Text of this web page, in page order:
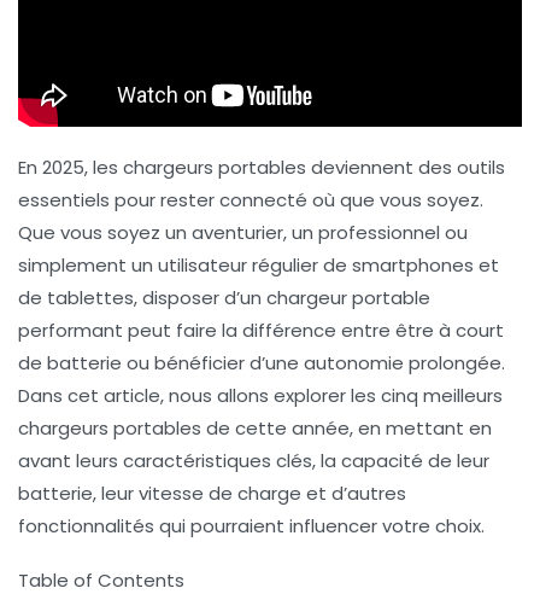
En 2025, les chargeurs portables deviennent des outils
essentiels pour rester connecté où que vous soyez.
Que vous soyez un aventurier, un professionnel ou
simplement un utilisateur régulier de smartphones et
de tablettes, disposer d’un chargeur portable
performant peut faire la différence entre être à court
de batterie ou bénéficier d’une autonomie prolongée.
Dans cet article, nous allons explorer les cinq meilleurs
chargeurs portables de cette année, en mettant en
avant leurs caractéristiques clés, la capacité de leur
batterie, leur vitesse de charge et d’autres
fonctionnalités qui pourraient influencer votre choix.
Table of Contents